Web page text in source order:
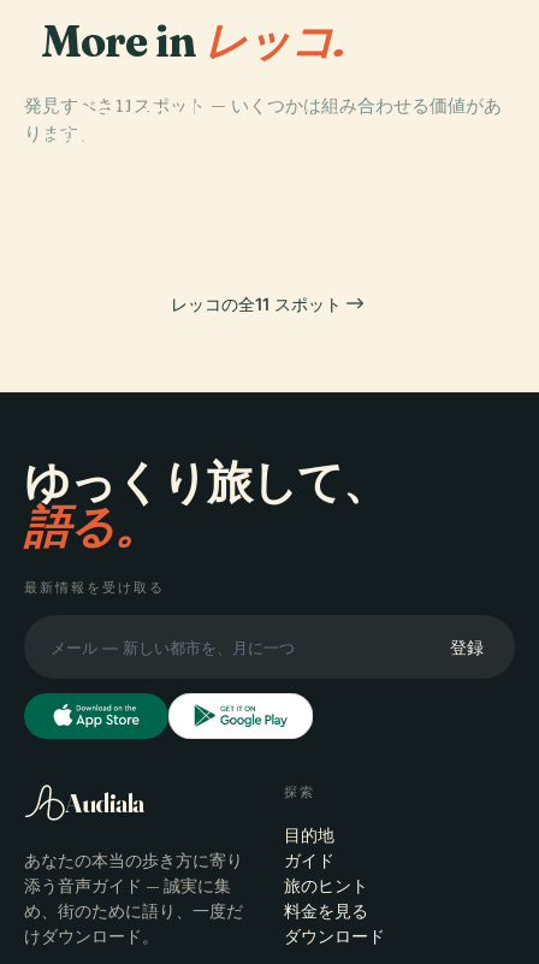
More in レッコ.
発見すべき11スポット — いくつかは組み合わせる価値があ
ります。
スタディオ・リ
ガモンティ・チ
PLACE
PLACE
レッコの全11 スポット
ゆっくり旅して、
語る。
最新情報を受け取る
登録
Audiala
あなたの本当の歩き方に寄り
添う音声ガイド — 誠実に集
め、街のために語り、一度だ
けダウンロード。
探索
目的地
ガイド
旅のヒント
料金を見る
ダウンロード